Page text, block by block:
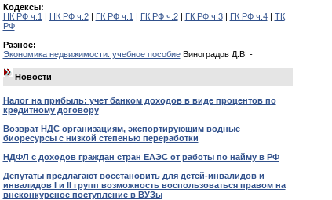
Кодексы:
НК РФ ч.1 | НК РФ ч.2| ГК РФ ч.1 | ГК РФ ч.2| ГК РФ ч.3| ГК РФ ч.4| ТК
РФ
Разное:
Экономика недвижимости: учебное пособиеВиноградов Д.В| -
Новости
Налог на прибыль: учет банком доходов в виде процентов по
кредитному договору
Возврат НДС организациям, экспортирующим водные
биоресурсы с низкой степенью переработки
НДФЛ с доходов граждан стран ЕАЭС от работы по найму в РФ
Депутаты предлагают восстановить для детей-инвалидов и
инвалидов I и II групп возможность воспользоваться правом на
внеконкурсное поступление в ВУЗы